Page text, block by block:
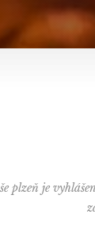
plzeň je